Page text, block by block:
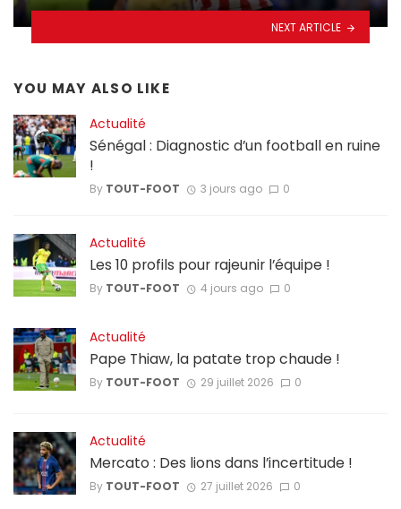
NEXT ARTICLE
YOU MAY ALSO LIKE
Actualité
Sénégal : Diagnostic d’un football en ruine
!
By TOUT-FOOT 3 jours ago 0
Actualité
Les 10 profils pour rajeunir l’équipe !
By TOUT-FOOT 4 jours ago 0
Actualité
Pape Thiaw, la patate trop chaude !
By TOUT-FOOT 29 juillet 2026 0
Actualité
Mercato : Des lions dans l’incertitude !
By TOUT-FOOT 27 juillet 2026 0